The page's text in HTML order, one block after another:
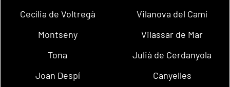
Cecília de Voltregà
Vilanova del Camí
Montseny
Vilassar de Mar
Tona
Julià de Cerdanyola
Joan Despí
Canyelles